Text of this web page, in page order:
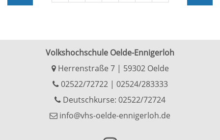
Volkshochschule Oelde-Ennigerloh
Herrenstraße 7 | 59302 Oelde
02522/72722| 02524/283333
Deutschkurse: 02522/72724
info@vhs-oelde-ennigerloh.de